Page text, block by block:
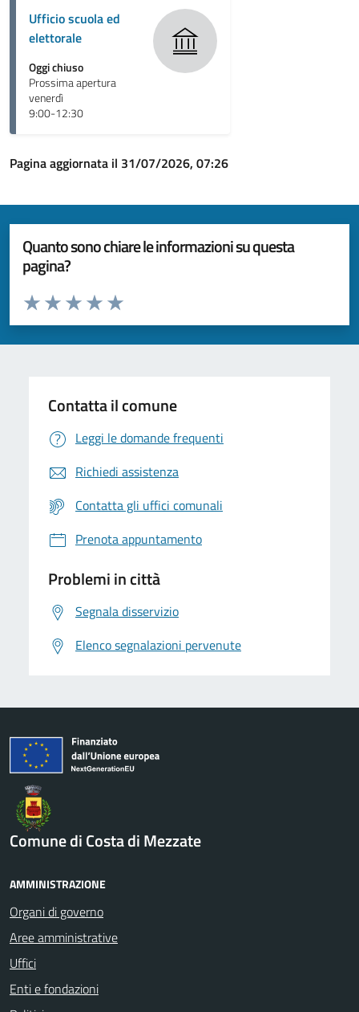
Ufficio scuola ed
elettorale
Oggi chiuso
Prossima apertura
venerdì
9:00-12:30
Pagina aggiornata il 31/07/2026, 07:26
Quanto sono chiare le informazioni su questa
pagina?
Valuta da 1 a 5 stelle la pagina
Valuta 5 stelle su 5
Valuta 4 stelle su 5
Valuta 3 stelle su 5
Valuta 2 stelle su 5
Valuta 1 stelle su 5
Contatta il comune
Leggi le domande frequenti
Richiedi assistenza
Contatta gli uffici comunali
Prenota appuntamento
Problemi in città
Segnala disservizio
Elenco segnalazioni pervenute
Comune di Costa di Mezzate
AMMINISTRAZIONE
Organi di governo
Aree amministrative
Uffici
Enti e fondazioni